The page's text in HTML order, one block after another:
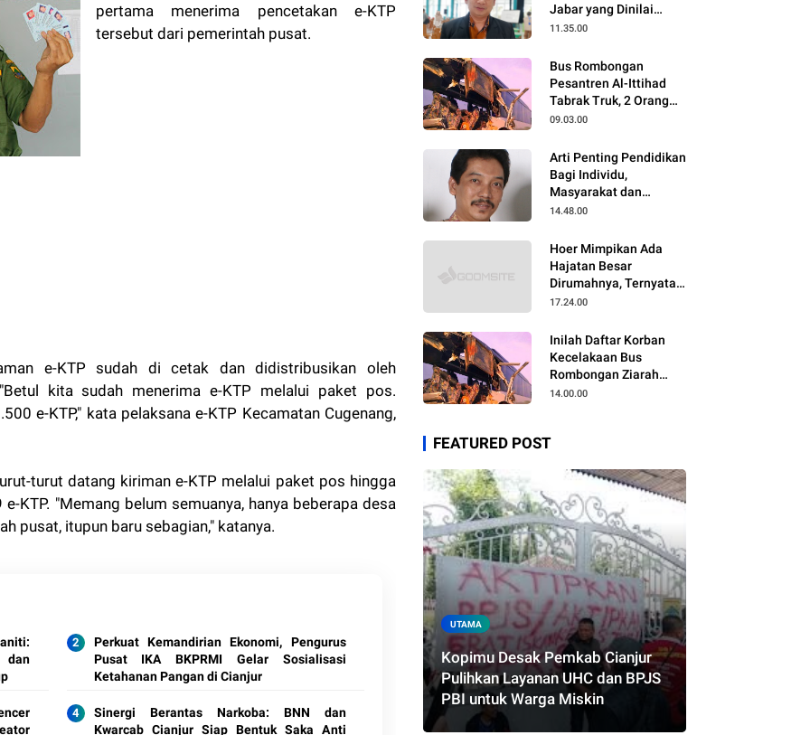
pertama menerima pencetakan e-KTP
tersebut dari pemerintah pusat.
e-KTP sudah di cetak dan didistribusikan oleh
kita sudah menerima e-KTP melalui paket pos.
e-KTP," kata pelaksana e-KTP Kecamatan Cugenang,
turut datang kiriman e-KTP melalui paket pos hingga
KTP. "Memang belum semuanya, hanya beberapa desa
pusat, itupun baru sebagian," katanya.
dan
Perkuat Kemandirian Ekonomi, Pengurus
Pusat IKA BKPRMI Gelar Sosialisasi
Ketahanan Pangan di Cianjur
Sinergi Berantas Narkoba: BNN dan
Kwarcab Cianjur Siap Bentuk Saka Anti
Jabar yang Dinilai
Merugikan Sekolah
11.35.00
Bus Rombongan
Pesantren Al-Ittihad
Tabrak Truk, 2 Orang
Meninggal Dunia
09.03.00
Arti Penting Pendidikan
Bagi Individu,
Masyarakat dan
Negara
14.48.00
Hoer Mimpikan Ada
Hajatan Besar
Dirumahnya, Ternyata
Anaknya Pulang Dalam
17.24.00
Inilah Daftar Korban
Kecelakaan Bus
Rombongan Ziarah
Walisongo Pesantren
14.00.00
FEATURED POST
UTAMA
Kopimu Desak Pemkab Cianjur
Pulihkan Layanan UHC dan BPJS
PBI untuk Warga Miskin